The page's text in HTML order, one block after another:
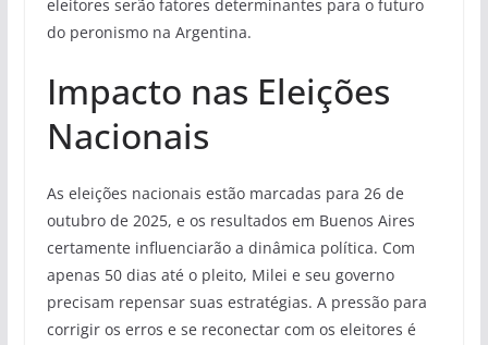
eleitores serão fatores determinantes para o futuro
do peronismo na Argentina.
Impacto nas Eleições
Nacionais
As eleições nacionais estão marcadas para 26 de
outubro de 2025, e os resultados em Buenos Aires
certamente influenciarão a dinâmica política. Com
apenas 50 dias até o pleito, Milei e seu governo
precisam repensar suas estratégias. A pressão para
corrigir os erros e se reconectar com os eleitores é